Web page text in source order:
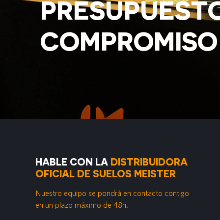
COMPROMISO
HABLE CON LA DISTRIBUIDORA
OFICIAL DE SUELOS MEISTER
Nuestro equipo se pondrá en contacto contigo
en un plazo máximo de 48h.